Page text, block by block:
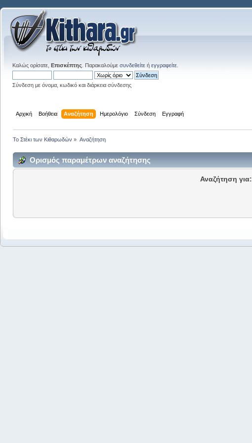
Καλώς ορίσατε, Επισκέπτης . Παρακαλούμε συνδεθείτε ή εγγραφείτε
Σύνδεση με όνομα, κωδικό και διάρκεια σύνδεσης
Αρχική Βοήθεια Αναζήτηση Ημερολόγιο Σύνδεση Εγγραφή
Το Στέκι των Κιθαρωδών » Αναζήτηση
Ορισμός παραμέτρων αναζήτησης
Αναζήτηση για: